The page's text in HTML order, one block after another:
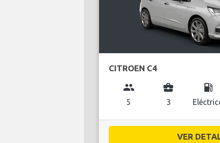
CITROEN C4
group
5
business_center
3
local_gas_station
VER